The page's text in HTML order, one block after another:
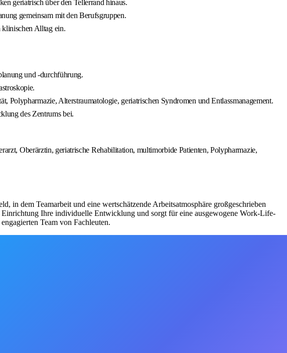
geriatrisch über den Tellerrand hinaus.
gemeinsam mit den Berufsgruppen.
klinischen Alltag ein.
und -durchführung.
Polypharmazie, Alterstraumatologie, geriatrischen Syndromen und Entlassmanagement.
des Zentrums bei.
Oberärztin, geriatrische Rehabilitation, multimorbide Patienten, Polypharmazie,
in dem Teamarbeit und eine wertschätzende Arbeitsatmosphäre großgeschrieben
Ihre individuelle Entwicklung und sorgt für eine ausgewogene Work-Life-
Team von Fachleuten.